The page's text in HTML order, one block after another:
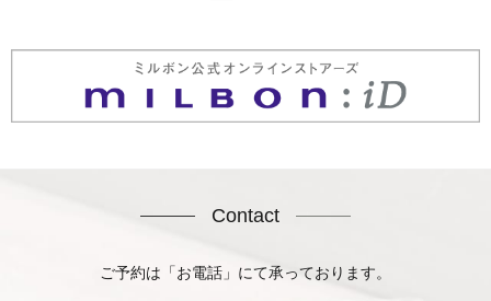
Contact
ご予約は「お電話」にて承っております。